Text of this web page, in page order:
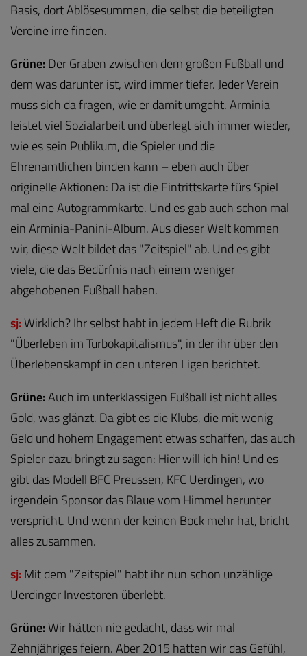
Basis, dort Ablösesummen, die selbst die beteiligten
Vereine irre finden.
Grüne:Der Graben zwischen dem großen Fußball und
dem was darunter ist, wird immer tiefer. Jeder Verein
muss sich da fragen, wie er damit umgeht. Arminia
leistet viel Sozialarbeit und überlegt sich immer wieder,
wie es sein Publikum, die Spieler und die
Ehrenamtlichen binden kann – eben auch über
originelle Aktionen: Da ist die Eintrittskarte fürs Spiel
mal eine Autogrammkarte. Und es gab auch schon mal
ein Arminia-Panini-Album. Aus dieser Welt kommen
wir, diese Welt bildet das "Zeitspiel" ab. Und es gibt
viele, die das Bedürfnis nach einem weniger
abgehobenen Fußball haben.
sj:Wirklich? Ihr selbst habt in jedem Heft die Rubrik
"Überleben im Turbokapitalismus", in der ihr über den
Überlebenskampf in den unteren Ligen berichtet.
Grüne:Auch im unterklassigen Fußball ist nicht alles
Gold, was glänzt. Da gibt es die Klubs, die mit wenig
Geld und hohem Engagement etwas schaffen, das auch
Spieler dazu bringt zu sagen: Hier will ich hin! Und es
gibt das Modell BFC Preussen, KFC Uerdingen, wo
irgendein Sponsor das Blaue vom Himmel herunter
verspricht. Und wenn der keinen Bock mehr hat, bricht
alles zusammen.
sj:Mit dem "Zeitspiel" habt ihr nun schon unzählige
Uerdinger Investoren überlebt.
Grüne:Wir hätten nie gedacht, dass wir mal
Zehnjähriges feiern. Aber 2015 hatten wir das Gefühl,